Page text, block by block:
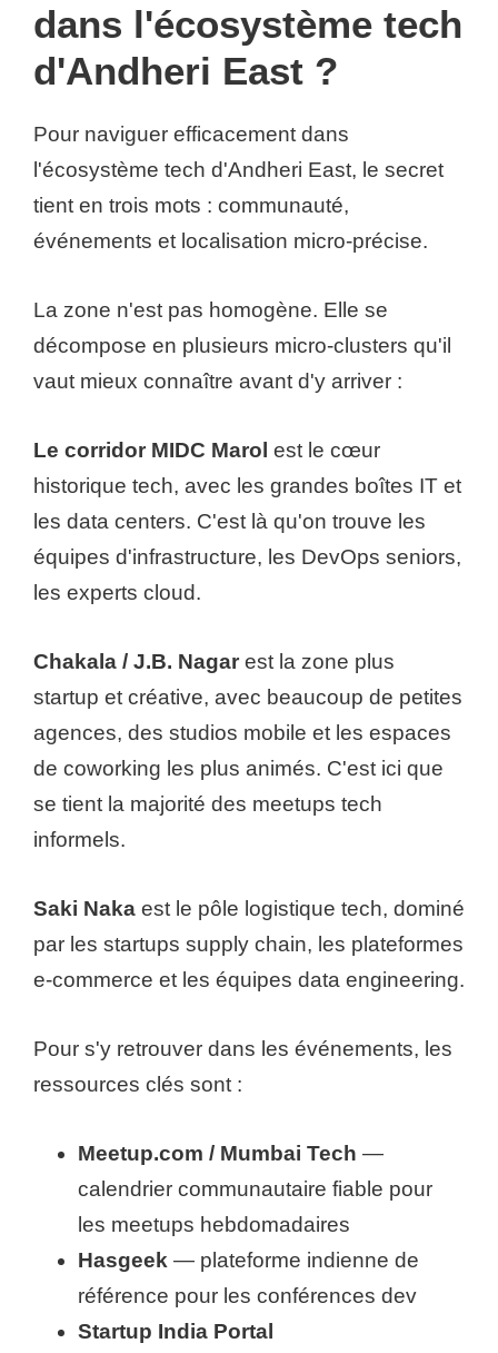
dans l'écosystème tech
d'Andheri East ?
Pour naviguer efficacement dans
l'écosystème tech d'Andheri East, le secret
tient en trois mots : communauté,
événements et localisation micro-précise.
La zone n'est pas homogène. Elle se
décompose en plusieurs micro-clusters qu'il
vaut mieux connaître avant d'y arriver :
Le corridor MIDC Marol est le cœur
historique tech, avec les grandes boîtes IT et
les data centers. C'est là qu'on trouve les
équipes d'infrastructure, les DevOps seniors,
les experts cloud.
Chakala / J.B. Nagar est la zone plus
startup et créative, avec beaucoup de petites
agences, des studios mobile et les espaces
de coworking les plus animés. C'est ici que
se tient la majorité des meetups tech
informels.
Saki Naka est le pôle logistique tech, dominé
par les startups supply chain, les plateformes
e-commerce et les équipes data engineering.
Pour s'y retrouver dans les événements, les
ressources clés sont :
Meetup.com / Mumbai Tech —
calendrier communautaire fiable pour
les meetups hebdomadaires
Hasgeek — plateforme indienne de
référence pour les conférences dev
Startup India Portal